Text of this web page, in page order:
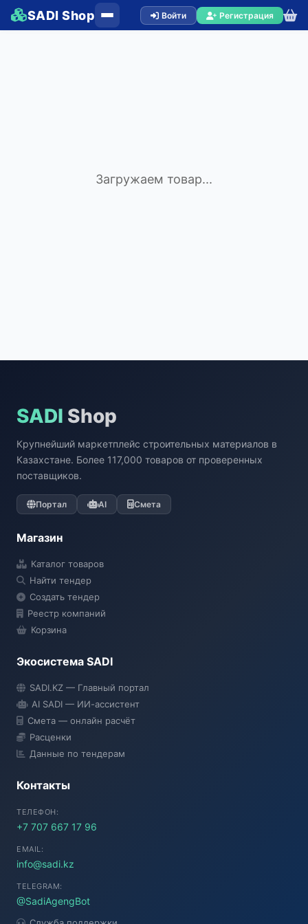
SADI Shop Войти Регистрация
Загружаем товар...
SADI Shop
Крупнейший маркетплейс строительных материалов в
Казахстане. Более 117,000 товаров от проверенных
поставщиков.
Портал AI Смета
Магазин
Каталог товаров
Найти тендер
Создать тендер
Реестр компаний
Корзина
Экосистема SADI
SADI.KZ — Главный портал
AI SADI — ИИ-ассистент
Смета — онлайн расчёт
Расценки
Данные по тендерам
Контакты
ТЕЛЕФОН:
+7 707 667 17 96
EMAIL:
info@sadi.kz
TELEGRAM:
@SadiAgengBot
● Подключение...